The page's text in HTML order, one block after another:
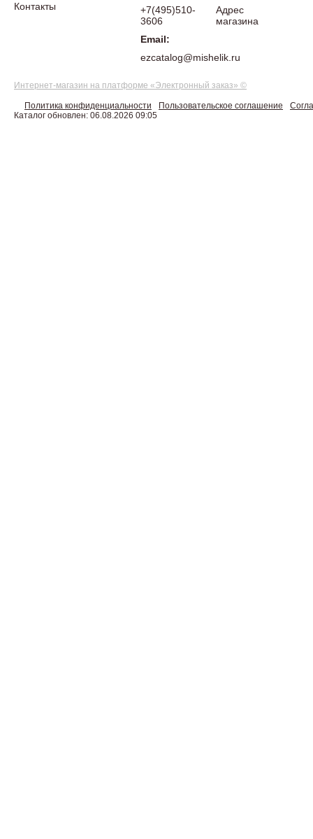
Контакты
+7(495)510-
3606
Email:
ezcatalog@mishelik.ru
Адрес
магазина
Интернет-магазин на платформе «Электронный заказ» ©
Политика конфиденциальности Пользовательское соглашение
Каталог обновлен: 06.08.2026 09:05